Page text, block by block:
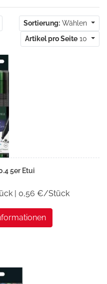
Sortierung: Wählen
Artikel pro Seite 10
5er Etui
| 0,56 €/Stück